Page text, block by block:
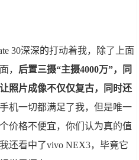
30深深的打动着我，除了上面
， 后置三摄“主摄4000万”，同
照片成像不仅仅复古，同时还
机一切都满足了我，但是唯一
价格不便宜，你们认为真的值
还看中了vivo NEX3，毕竟它